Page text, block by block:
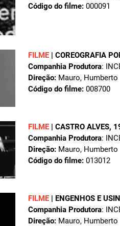
Código do filme: 000091
FILME | COREOGRAFIA
Companhia Produtora:
Direção: Mauro, Humberto
Código do filme: 008700
FILME | CASTRO ALVES,
Companhia Produtora:
Direção: Mauro, Humberto
Código do filme: 013012
FILME | ENGENHOS E
Companhia Produtora:
Direção: Mauro, Humberto